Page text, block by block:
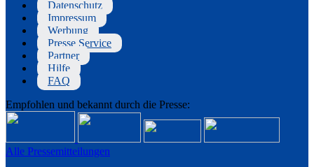
Datenschutz
Impressum
Werbung
Presse Service
Partner
Hilfe
FAQ
Empfohlen und bekannt durch die Presse:
Alle Pressemitteilungen